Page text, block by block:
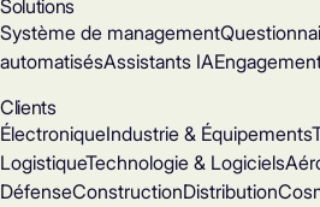
Solutions
Système de management
automatisésAssistants IA
Clients
ÉlectroniqueIndustrie & Équipements
LogistiqueTechnologie & Logiciels
DéfenseConstructionDistribution